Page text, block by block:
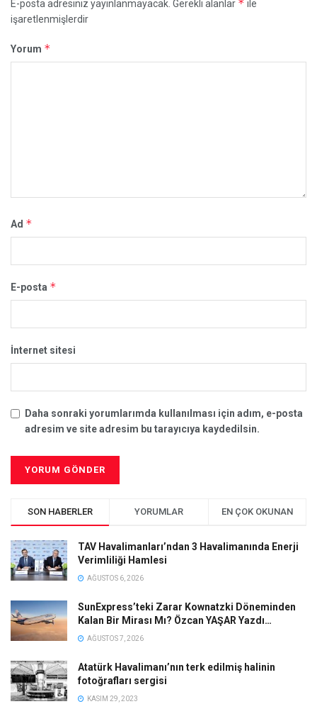
E-posta adresiniz yayınlanmayacak. Gerekli alanlar * ile
işaretlenmişlerdir
Yorum *
Ad *
E-posta *
İnternet sitesi
Daha sonraki yorumlarımda kullanılması için adım, e-posta
adresim ve site adresim bu tarayıcıya kaydedilsin.
SON HABERLER YORUMLAR EN ÇOK OKUNAN
TAV Havalimanları’ndan 3 Havalimanında Enerji
Verimliliği Hamlesi
AĞUSTOS 6, 2026
SunExpress’teki Zarar Kownatzki Döneminden
Kalan Bir Mirası Mı? Özcan YAŞAR Yazdı…
AĞUSTOS 7, 2026
Atatürk Havalimanı’nın terk edilmiş halinin
fotoğrafları sergisi
KASIM 29, 2023